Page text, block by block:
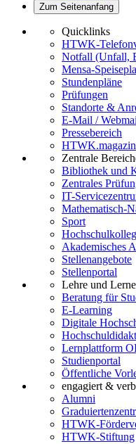
Zum Seitenanfang
Quicklinks
HTWK-
Notfall (Unfall,
Mensa-
Stundenpläne
Prüfungen
Standorte &
E-Mail /
Pressebereich
HTWK.magazin
Zentrale
Bibliothek und
Zentrales
IT-
Mathematisch-
Sport
Hochschulkolleg
Akademisches
Stellenangebote
Stellenportal
Lehre und
Beratung für
E-Learning
Digitale
Lernplattform
Studienportal
Öffentliche
engagiert &
Alumni
HTWK-
HTWK-Stiftung